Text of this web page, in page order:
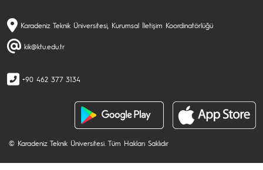
Karadeniz Teknik Üniversitesi, Kurumsal İletişim Koordinatörlüğü
kik@ktu.edu.tr
+90 462 377 3134
© Karadeniz Teknik Üniversitesi. Tüm Hakları Saklıdır